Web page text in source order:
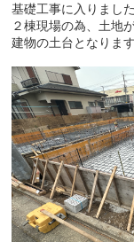
基礎工事に入りました
２棟現場の為、土地
建物の土台となりま